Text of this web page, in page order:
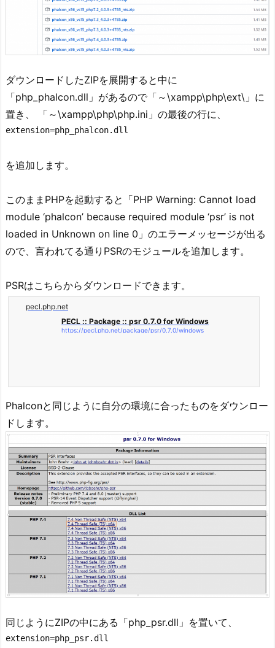
ダウンロードしたZIPを展開すると中に
「php_phalcon.dll」があるので「～\xampp\php\ext\」に
置き、 「～\xampp\php\php.ini」の最後の行に、
extension=php_phalcon.dll
を追加します。
このままPHPを起動すると「PHP Warning: Cannot load
module ‘phalcon’ because required module ‘psr’ is not
loaded in Unknown on line 0」のエラーメッセージが出る
ので、言われてる通りPSRのモジュールを追加します。
PSRはこちらからダウンロードできます。
pecl.php.net
PECL :: Package :: psr 0.7.0 for Windows
https://pecl.php.net/package/psr/0.7.0/windows
Phalconと同じように自分の環境に合ったものをダウンロー
ドします。
同じようにZIPの中にある「php_psr.dll」を置いて、
extension=php_psr.dll